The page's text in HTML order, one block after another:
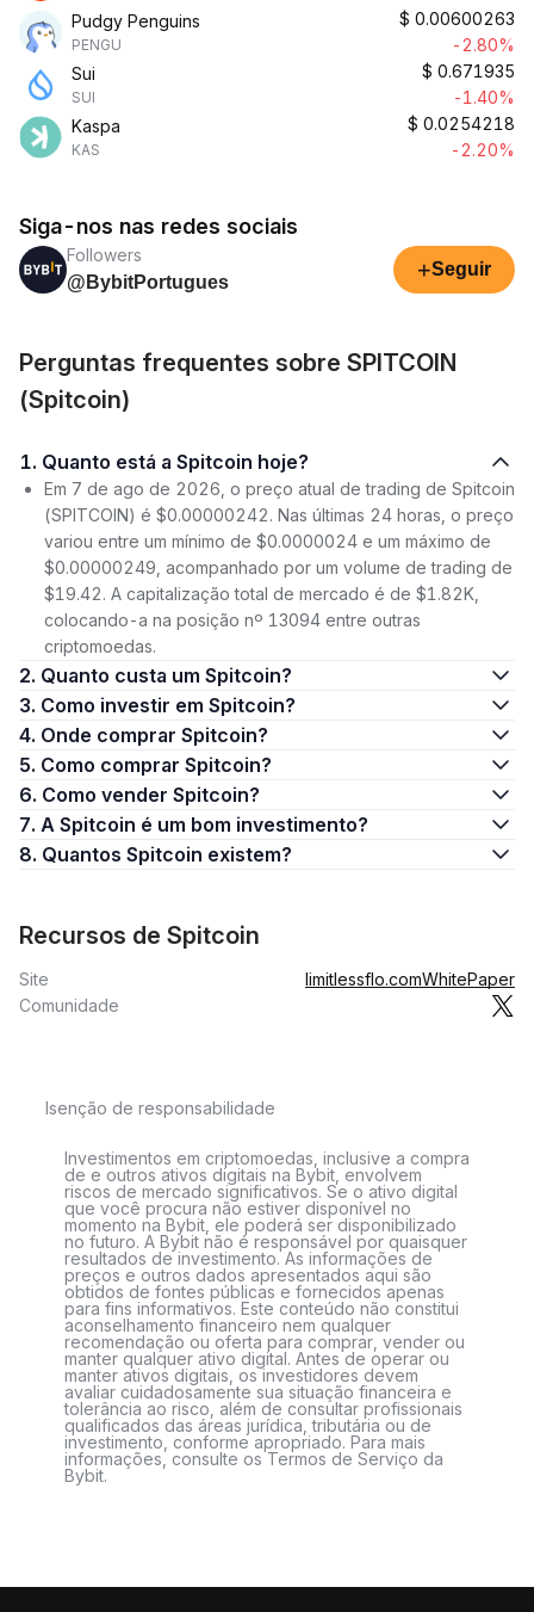
Pudgy Penguins
PENGU
$ 0.00600263
-2.80%
Sui
SUI
$ 0.671935
-1.40%
Kaspa
KAS
$ 0.0254218
-2.20%
Siga-nos nas redes sociais
Followers
@BybitPortugues
+Seguir
Perguntas frequentes sobre SPITCOIN
(Spitcoin)
1. Quanto está a Spitcoin hoje?
Em 7 de ago de 2026, o preço atual de trading de Spitcoin
(SPITCOIN) é $0.00000242. Nas últimas 24 horas, o preço
variou entre um mínimo de $0.0000024 e um máximo de
$0.00000249, acompanhado por um volume de trading de
$19.42. A capitalização total de mercado é de $1.82K,
colocando-a na posição nº 13094 entre outras
criptomoedas.
2. Quanto custa um Spitcoin?
3. Como investir em Spitcoin?
4. Onde comprar Spitcoin?
5. Como comprar Spitcoin?
6. Como vender Spitcoin?
7. A Spitcoin é um bom investimento?
8. Quantos Spitcoin existem?
Recursos de Spitcoin
Site limitlessflo.comWhitePaper
Comunidade
Isenção de responsabilidade
Investimentos em criptomoedas, inclusive a compra
de e outros ativos digitais na Bybit, envolvem
riscos de mercado significativos. Se o ativo digital
que você procura não estiver disponível no
momento na Bybit, ele poderá ser disponibilizado
no futuro. A Bybit não é responsável por quaisquer
resultados de investimento. As informações de
preços e outros dados apresentados aqui são
obtidos de fontes públicas e fornecidos apenas
para fins informativos. Este conteúdo não constitui
aconselhamento financeiro nem qualquer
recomendação ou oferta para comprar, vender ou
manter qualquer ativo digital. Antes de operar ou
manter ativos digitais, os investidores devem
avaliar cuidadosamente sua situação financeira e
tolerância ao risco, além de consultar profissionais
qualificados das áreas jurídica, tributária ou de
investimento, conforme apropriado. Para mais
informações, consulte os Termos de Serviço da
Bybit.